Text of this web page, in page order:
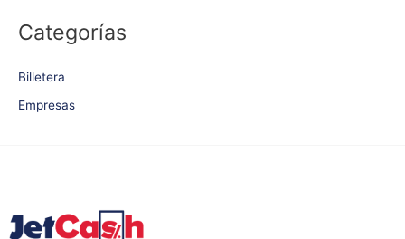
Categorías
Billetera
Empresas